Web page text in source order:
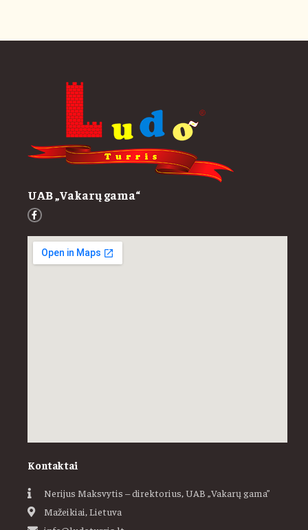
UAB „Vakarų gama“
Kontaktai
Nerijus Maksvytis – direktorius, UAB „Vakarų gama”
Mažeikiai, Lietuva